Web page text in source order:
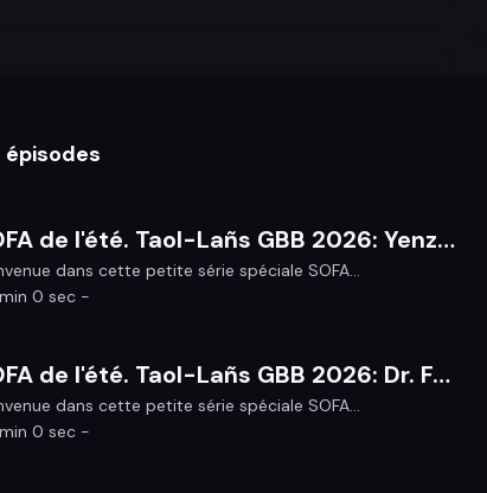
épisodes
SOFA de l'été. Taol-Lañs GBB 2026: Yenzah
dans cette petite série spéciale SOFA...
0 sec -
SOFA de l'été. Taol-Lañs GBB 2026: Dr. Fañchenstein
dans cette petite série spéciale SOFA...
0 sec -